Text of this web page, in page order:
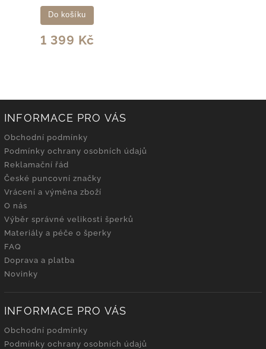
1 399 Kč
Do košíku
INFORMACE PRO VÁS
Obchodní podmínky
Podmínky ochrany osobních údajů
Reklamační řád
České puncovní značky
Vrácení a výměna zboží
O nás
Výběr správné velikosti šperků
Materiály a péče o šperky
FAQ
Doprava a platba
Novinky
INFORMACE PRO VÁS
Obchodní podmínky
Podmínky ochrany osobních údajů